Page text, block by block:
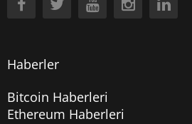
Haberler
Bitcoin Haberleri
Ethereum Haberleri